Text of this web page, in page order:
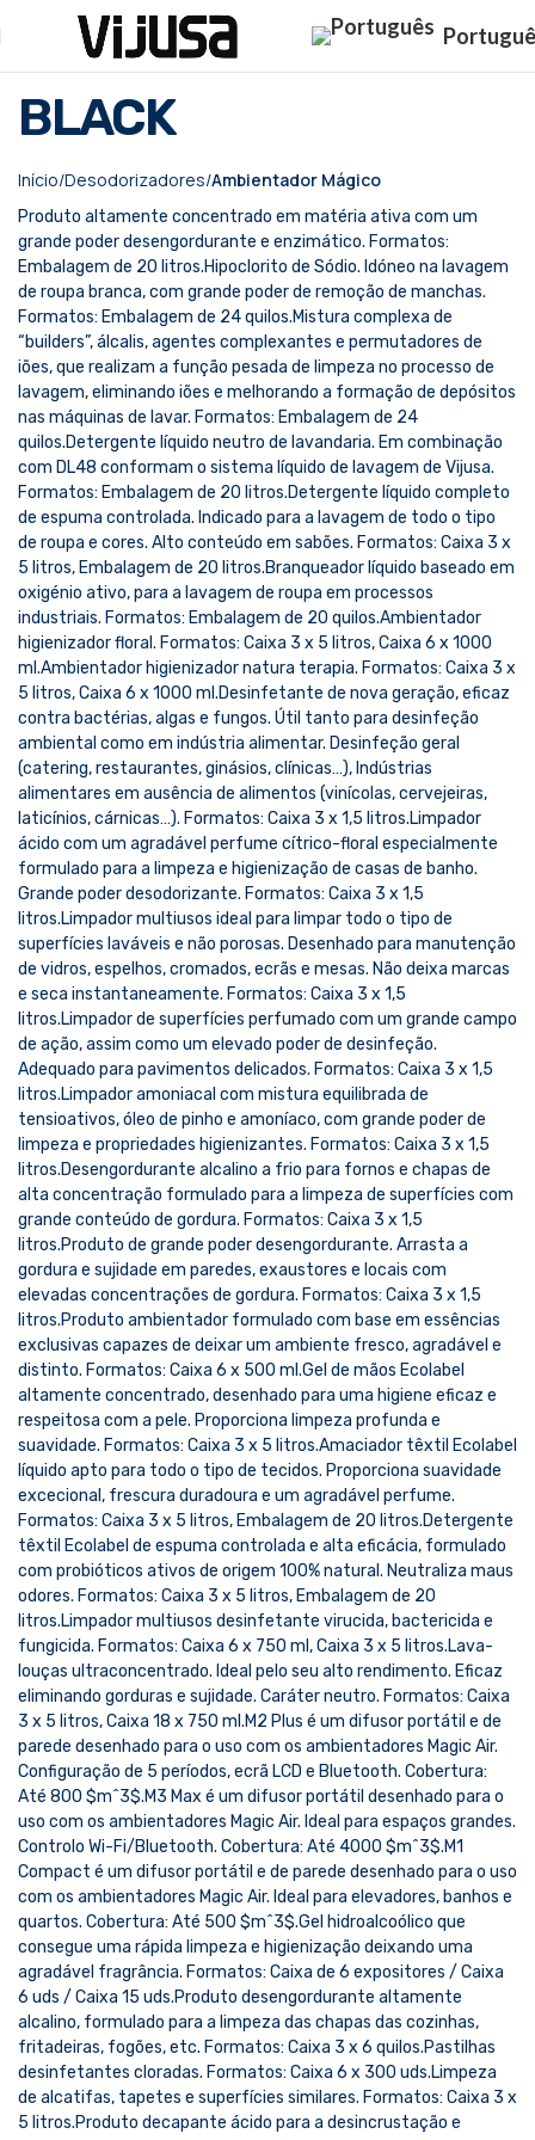
Click to enlarge
BLACK
Início Desodorizadores Ambientador Mágico
Produto altamente concentrado em matéria ativa com um
grande poder desengordurante e enzimático. Formatos:
Embalagem de 20 litros.Hipoclorito de Sódio. Idóneo na lavagem
de roupa branca, com grande poder de remoção de manchas.
Formatos: Embalagem de 24 quilos.Mistura complexa de
“builders”, álcalis, agentes complexantes e permutadores de
iões, que realizam a função pesada de limpeza no processo de
lavagem, eliminando iões e melhorando a formação de depósitos
nas máquinas de lavar. Formatos: Embalagem de 24
quilos.Detergente líquido neutro de lavandaria. Em combinação
com DL48 conformam o sistema líquido de lavagem de Vijusa.
Formatos: Embalagem de 20 litros.Detergente líquido completo
de espuma controlada. Indicado para a lavagem de todo o tipo
de roupa e cores. Alto conteúdo em sabões. Formatos: Caixa 3 x
5 litros, Embalagem de 20 litros.Branqueador líquido baseado em
oxigénio ativo, para a lavagem de roupa em processos
industriais. Formatos: Embalagem de 20 quilos.Ambientador
higienizador floral. Formatos: Caixa 3 x 5 litros, Caixa 6 x 1000
ml.Ambientador higienizador natura terapia. Formatos: Caixa 3 x
5 litros, Caixa 6 x 1000 ml.Desinfetante de nova geração, eficaz
contra bactérias, algas e fungos. Útil tanto para desinfeção
ambiental como em indústria alimentar. Desinfeção geral
(catering, restaurantes, ginásios, clínicas…), Indústrias
alimentares em ausência de alimentos (vinícolas, cervejeiras,
laticínios, cárnicas…). Formatos: Caixa 3 x 1,5 litros.Limpador
ácido com um agradável perfume cítrico-floral especialmente
formulado para a limpeza e higienização de casas de banho.
Grande poder desodorizante. Formatos: Caixa 3 x 1,5
litros.Limpador multiusos ideal para limpar todo o tipo de
superfícies laváveis e não porosas. Desenhado para manutenção
de vidros, espelhos, cromados, ecrãs e mesas. Não deixa marcas
e seca instantaneamente. Formatos: Caixa 3 x 1,5
litros.Limpador de superfícies perfumado com um grande campo
de ação, assim como um elevado poder de desinfeção.
Adequado para pavimentos delicados. Formatos: Caixa 3 x 1,5
litros.Limpador amoniacal com mistura equilibrada de
tensioativos, óleo de pinho e amoníaco, com grande poder de
limpeza e propriedades higienizantes. Formatos: Caixa 3 x 1,5
litros.Desengordurante alcalino a frio para fornos e chapas de
alta concentração formulado para a limpeza de superfícies com
grande conteúdo de gordura. Formatos: Caixa 3 x 1,5
litros.Produto de grande poder desengordurante. Arrasta a
gordura e sujidade em paredes, exaustores e locais com
elevadas concentrações de gordura. Formatos: Caixa 3 x 1,5
litros.Produto ambientador formulado com base em essências
exclusivas capazes de deixar um ambiente fresco, agradável e
distinto. Formatos: Caixa 6 x 500 ml.Gel de mãos Ecolabel
altamente concentrado, desenhado para uma higiene eficaz e
respeitosa com a pele. Proporciona limpeza profunda e
suavidade. Formatos: Caixa 3 x 5 litros.Amaciador têxtil Ecolabel
líquido apto para todo o tipo de tecidos. Proporciona suavidade
excecional, frescura duradoura e um agradável perfume.
Formatos: Caixa 3 x 5 litros, Embalagem de 20 litros.Detergente
têxtil Ecolabel de espuma controlada e alta eficácia, formulado
com probióticos ativos de origem 100% natural. Neutraliza maus
odores. Formatos: Caixa 3 x 5 litros, Embalagem de 20
litros.Limpador multiusos desinfetante virucida, bactericida e
fungicida. Formatos: Caixa 6 x 750 ml, Caixa 3 x 5 litros.Lava-
louças ultraconcentrado. Ideal pelo seu alto rendimento. Eficaz
eliminando gorduras e sujidade. Caráter neutro. Formatos: Caixa
3 x 5 litros, Caixa 18 x 750 ml.M2 Plus é um difusor portátil e de
parede desenhado para o uso com os ambientadores Magic Air.
Configuração de 5 períodos, ecrã LCD e Bluetooth. Cobertura:
Até 800 $m^3$.M3 Max é um difusor portátil desenhado para o
uso com os ambientadores Magic Air. Ideal para espaços grandes.
Controlo Wi-Fi/Bluetooth. Cobertura: Até 4000 $m^3$.M1
Compact é um difusor portátil e de parede desenhado para o uso
com os ambientadores Magic Air. Ideal para elevadores, banhos e
quartos. Cobertura: Até 500 $m^3$.Gel hidroalcoólico que
consegue uma rápida limpeza e higienização deixando uma
agradável fragrância. Formatos: Caixa de 6 expositores / Caixa
6 uds / Caixa 15 uds.Produto desengordurante altamente
alcalino, formulado para a limpeza das chapas das cozinhas,
fritadeiras, fogões, etc. Formatos: Caixa 3 x 6 quilos.Pastilhas
desinfetantes cloradas. Formatos: Caixa 6 x 300 uds.Limpeza
de alcatifas, tapetes e superfícies similares. Formatos: Caixa 3 x
5 litros.Produto decapante ácido para a desincrustação e